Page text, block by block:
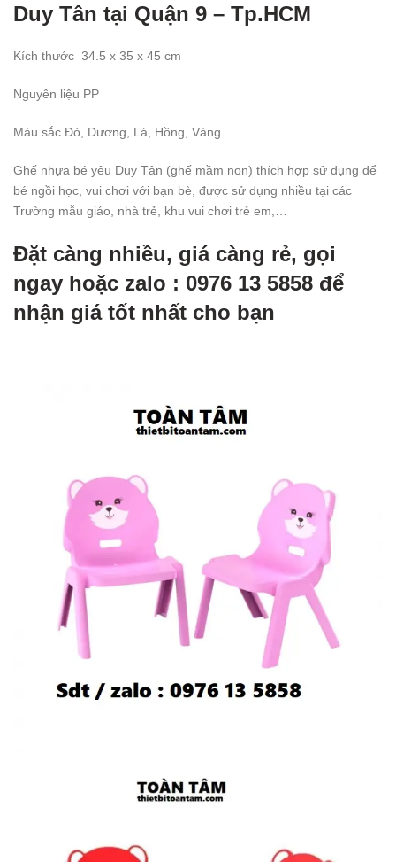
Duy Tân tại Quận 9 – Tp.HCM
Kích thước 34.5 x 35 x 45 cm
Nguyên liệu PP
Màu sắc Đỏ , Dương, Lá, Hồng, Vàng
Ghế nhựa bé yêu Duy Tân (ghế mầm non) thích hợp sử dụng để
bé ngồi học, vui chơi với bạn bè, được sử dụng nhiều tại các
Trường mẫu giáo, nhà trẻ, khu vui chơi trẻ em,…
Đặt càng nhiều, giá càng rẻ, gọi
ngay hoặc zalo : 0976 13 5858 để
nhận giá tốt nhất cho bạn